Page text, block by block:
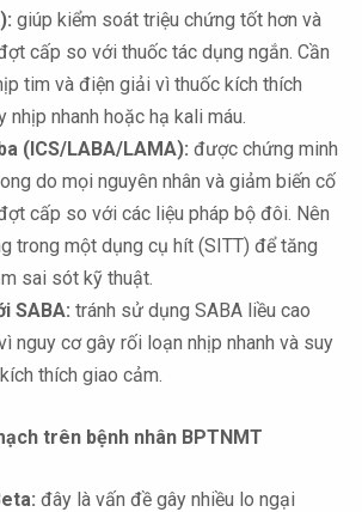
giúp kiểm soát triệu chứng tốt hơn và
cấp so với thuốc tác dụng ngắn. Cần
tim và điện giải vì thuốc kích thích
nhịp nhanh hoặc hạ kali máu.
(ICS/LABA/LAMA): được chứng minh
do mọi nguyên nhân và giảm biến cố
cấp so với các liệu pháp bộ đôi. Nên
trong một dụng cụ hít (SITT) để tăng
sai sót kỹ thuật.
SABA: tránh sử dụng SABA liều cao
nguy cơ gây rối loạn nhịp nhanh và suy
thích giao cảm.
trên bệnh nhân BPTNMT
đây là vấn đề gây nhiều lo ngại